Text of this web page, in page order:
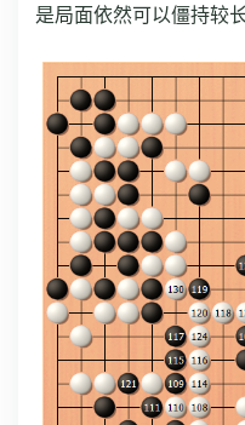
是局面依然可以僵持较